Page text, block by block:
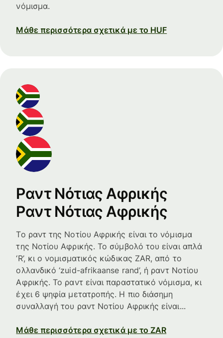
νόμισμα.
Μάθε περισσότερα σχετικά με το HUF
Ραντ Νότιας Αφρικής
Ραντ Νότιας Αφρικής
Το ραντ της Νοτίου Αφρικής είναι το νόμισμα
της Νοτίου Αφρικής. Το σύμβολό του είναι απλά
‘R’, κι ο νομισματικός κώδικας ZAR, από το
ολλανδικό ‘zuid-afrikaanse rand’, ή ραντ Νοτίου
Αφρικής. Το ραντ είναι παραστατικό νόμισμα, κι
έχει 6 ψηφία μετατροπής. Η πιο διάσημη
συναλλαγή του ραντ Νοτίου Αφρικής είναι...
Μάθε περισσότερα σχετικά με το ZAR